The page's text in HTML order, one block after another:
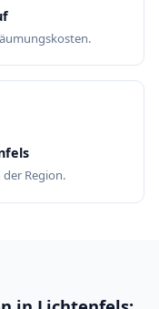
Region.